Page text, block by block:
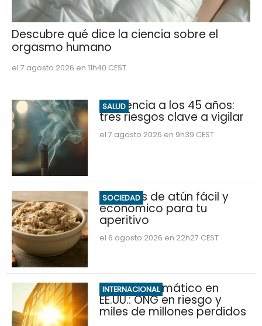
Descubre qué dice la ciencia sobre el
orgasmo humano
el 7 agosto 2026 en 11h40 CEST
SALUD
Demencia a los 45 años:
tres riesgos clave a vigilar
el 7 agosto 2026 en 9h39 CEST
SOCIEDAD
Hummus de atún fácil y
económico para tu
aperitivo
el 6 agosto 2026 en 22h27 CEST
INTERNACIONAL
Impacto climático en
EE.UU.: ONG en riesgo y
miles de millones perdidos